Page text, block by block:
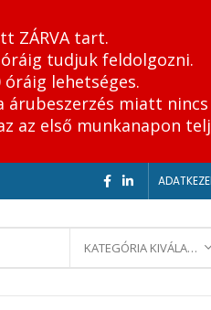
ZÁRVA tart.
tudjuk feldolgozni.
lehetséges.
árubeszerzés miatt
az első munkanapon
KATEGÓRIA KIVÁLASZTÁSA